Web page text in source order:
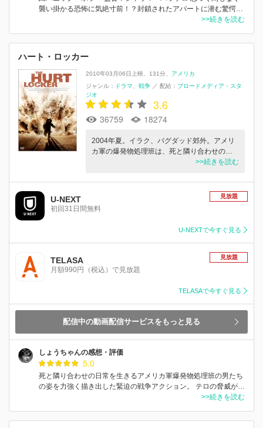
襲い掛かる恐怖に気絶寸前！？封鎖されたアパートに潜む驚愕…
>>続きを読む
ハート・ロッカー
2010年03月06日上映 131分
アメリカ
ジャンル：
ドラマ 戦争 ／ 配給： ブロードメディア・スタ
ジオ
3.6
36759 18274
2004年夏。イラク、バグダッド郊外。アメリ
カ軍の爆発物処理班は、死と隣り合わせの…
>>続きを読む
U-NEXT
初回31日間無料
見放題
U-NEXTで今すぐ見る
TELASA
月額990円（税込）で見放題
見放題
TELASAで今すぐ見る
配信中の動画配信サービスをもっと見る
しょうちゃんの感想・評価
5.0
死と隣り合わせの日常を生きるアメリカ軍爆発物処理班の男たち
の姿を力強く描き出した緊迫の戦争アクション。 テロの脅威が…
>>続きを読む